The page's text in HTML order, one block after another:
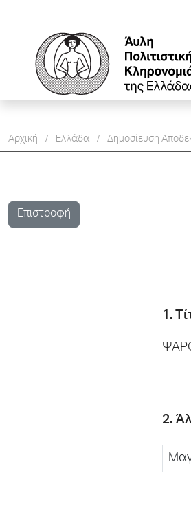
Αρχική / Ελλάδα / Δημοσίευση
Επιστροφή
1.
2.